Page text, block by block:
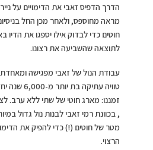
הדרך הדפיס זאבי את הדימויים על
מראה מחוספס, ולאחר מכן החל
חוטים כדי לבדוק אילו יספגו את הדיו
לתוצאה שהשביעה את רצונו.
עבודת הנול של זאבי מפגישה
טוויה
זמננו: מארג חוטי של שתי ללא ערב.
מטר של חוטים (!) כדי להפיק את
הרצוי.